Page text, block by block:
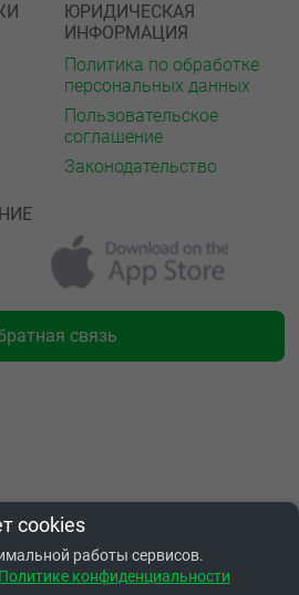
ЮРИДИЧЕСКАЯ
ИНФОРМАЦИЯ
Политика по обработке
персональных данных
Пользовательское
соглашение
Законодательство
связь
cookies
работы сервисов.
Политике конфиденциальности